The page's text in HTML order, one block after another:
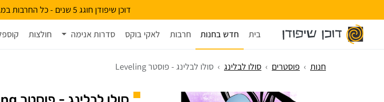
דוכן שיפודן חוגג 5 שנים - כל החרבות במבצע! ⭐
בית חדש בחנות חרבות לאקי בוקס סדרות אנימה חולצות
חנות פוסטרים סולו לבלינג סולו לבלינג - פוסטר Leveling